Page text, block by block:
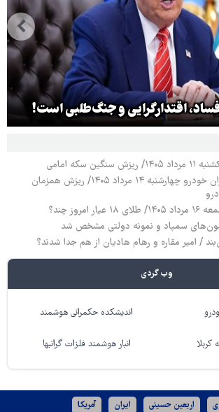
اقتدارگرایی و جنگ‌طلبی است!
سکه امامی
قیمت محصولات ایران خودرو چهارشنبه ۱۴ مرداد ۱۴۰۵/ ریزش همزمان
چند؟
سمپاد و نمونه دولتی مشخص شد
/ امیر مقاره و رهام هادیان از هم جدا شدند؟
وب گردی
اندیشکده حکمرانی هوشمند
کربلا انبار هوشمند فلزات گرانبها
اربعین حسینی ایران آمریکا